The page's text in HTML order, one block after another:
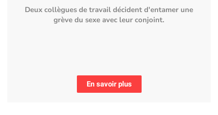
Deux collègues de travail décident d'entamer une
grève du sexe avec leur conjoint.
En savoir plus